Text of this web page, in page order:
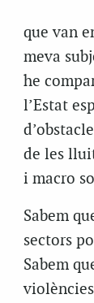
que van
meva
he
l’Estat
de les
i macro
Sabem
sectors
Sabem